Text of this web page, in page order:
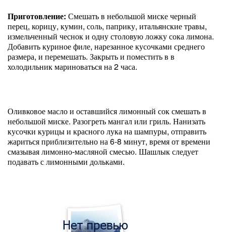
Приготовление: Смешать в небольшой миске черный
перец, корицу, кумин, соль, паприку, итальянские травы,
измельченный чеснок и одну столовую ложку сока лимона.
Добавить куриное филе, нарезанное кусочками среднего
размера, и перемешать. Закрыть и поместить в в
холодильник мариноваться на 2 часа.
Оливковое масло и оставшийся лимонный сок смешать в
небольшой миске. Разогреть мангал или гриль. Нанизать
кусочки курицы и красного лука на шампуры, отправить
жариться приблизительно на 6-8 минут, время от времени
смазывая лимонно-масляной смесью. Шашлык следует
подавать с лимонными дольками.